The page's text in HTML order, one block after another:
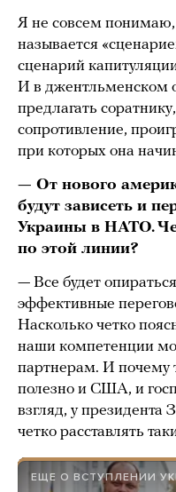
Я не совсем понимаю,
называется
сценарий
И в джентльменском
предлагать
сопротивление,
при которых она
— От нового
будут зависеть и
Украины в НАТО.
по этой линии?
— Все будет
эффективные
Насколько четко
наши компетенции
партнерам. И почему
полезно и США, и
взгляд, у президента
четко расставлять
ЕЩЕ О ВСТУПЛЕНИИ